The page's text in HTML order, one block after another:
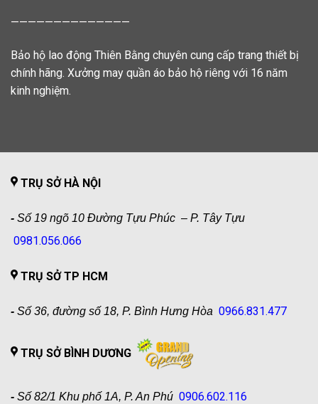
——————————————
Bảo hộ lao động Thiên Bằng chuyên cung cấp trang thiết bị
chính hãng. Xưởng may quần áo bảo hộ riêng với 16 năm
kinh nghiệm.
TRỤ SỞ HÀ NỘI
- Số 19 ngõ 10 Đường Tựu Phúc – P. Tây Tựu
0981.056.066
TRỤ SỞ TP HCM
- Số 36, đường số 18, P. Bình Hưng Hòa 0966.831.477
TRỤ SỞ BÌNH DƯƠNG
- Số 82/1 Khu phố 1A, P. An Phú 0906.602.116